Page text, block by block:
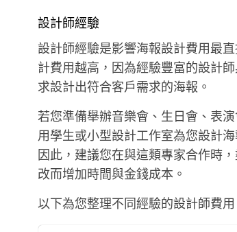
設計師經驗
設計師經驗是影響海報設計費用最
計費用越高，因為經驗豐富的設計
求設計出符合客戶需求的海報。
若您準備舉辦音樂會、生日會、表
用學生或小型設計工作室為您設計
因此，建議您在與這類專家合作時
改而增加時間與金錢成本。
以下為您整理不同經驗的設計師費用